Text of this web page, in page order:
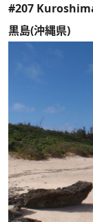
#207
黒島(沖縄県)